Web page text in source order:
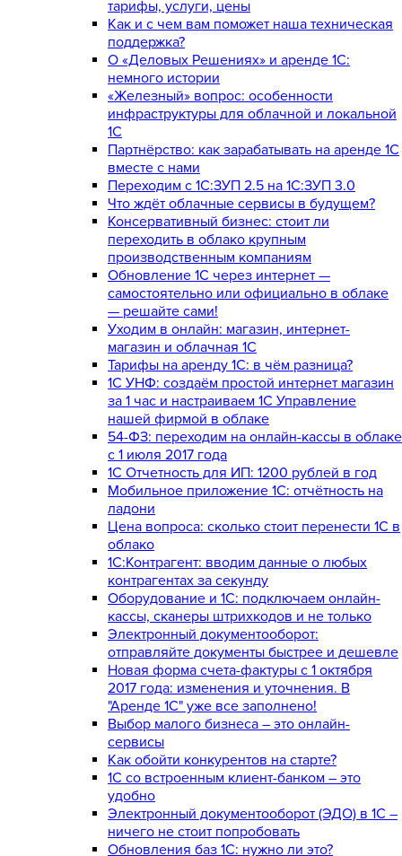
тарифы, услуги, цены
Как и с чем вам поможет наша техническая
поддержка?
О «Деловых Решениях» и аренде 1С:
немного истории
«Железный» вопрос: особенности
инфраструктуры для облачной и локальной
1С
Партнёрство: как зарабатывать на аренде 1С
вместе с нами
Переходим с 1С:ЗУП 2.5 на 1С:ЗУП 3.0
Что ждёт облачные сервисы в будущем?
Консервативный бизнес: стоит ли
переходить в облако крупным
производственным компаниям
Обновление 1С через интернет —
самостоятельно или официально в облаке
— решайте сами!
Уходим в онлайн: магазин, интернет-
магазин и облачная 1С
Тарифы на аренду 1С: в чём разница?
1С УНФ: создаём простой интернет магазин
за 1 час и настраиваем 1С Управление
нашей фирмой в облаке
54-ФЗ: переходим на онлайн-кассы в облаке
с 1 июля 2017 года
1С Отчетность для ИП: 1200 рублей в год
Мобильное приложение 1С: отчётность на
ладони
Цена вопроса: сколько стоит перенести 1С в
облако
1С:Контрагент: вводим данные о любых
контрагентах за секунду
Оборудование и 1С: подключаем онлайн-
кассы, сканеры штрихкодов и не только
Электронный документооборот:
отправляйте документы быстрее и дешевле
Новая форма счета-фактуры с 1 октября
2017 года: изменения и уточнения. В
"Аренде 1С" уже все заполнено!
Выбор малого бизнеса – это онлайн-
сервисы
Как обойти конкурентов на старте?
1C со встроенным клиент-банком – это
удобно
Электронный документооборот (ЭДО) в 1С –
ничего не стоит попробовать
Обновления баз 1С: нужно ли это?